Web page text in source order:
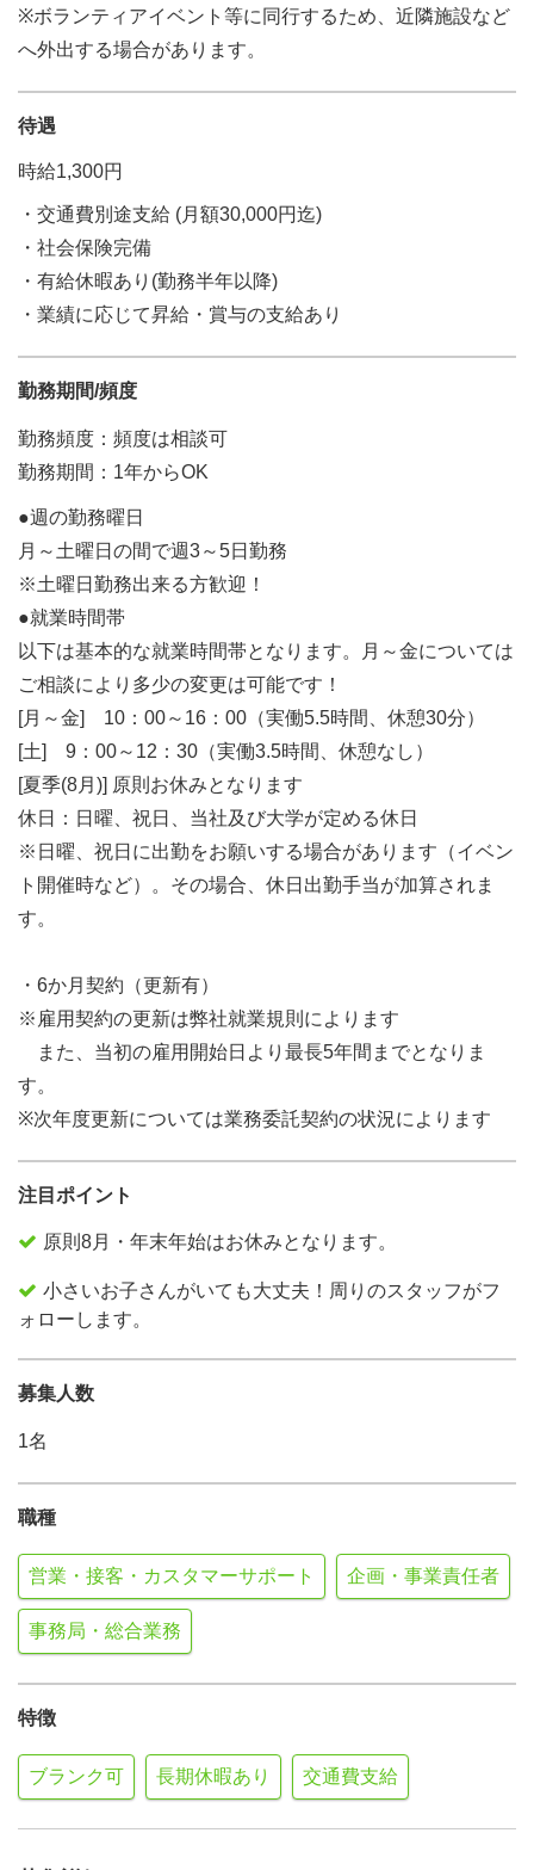
※ボランティアイベント等に同行するため、近隣施設など
へ外出する場合があります。
待遇
時給1,300円
・交通費別途支給 (月額30,000円迄)
・社会保険完備
・有給休暇あり(勤務半年以降)
・業績に応じて昇給・賞与の支給あり
勤務期間/頻度
勤務頻度：頻度は相談可
勤務期間：1年からOK
●週の勤務曜日
月～土曜日の間で週3～5日勤務
※土曜日勤務出来る方歓迎！
●就業時間帯
以下は基本的な就業時間帯となります。月～金については
ご相談により多少の変更は可能です！
[月～金] 10：00～16：00（実働5.5時間、休憩30分）
[土] 9：00～12：30（実働3.5時間、休憩なし）
[夏季(8月)] 原則お休みとなります
休日：日曜、祝日、当社及び大学が定める休日
※日曜、祝日に出勤をお願いする場合があります（イベン
ト開催時など）。その場合、休日出勤手当が加算されま
す。
・6か月契約（更新有）
※雇用契約の更新は弊社就業規則によります
また、当初の雇用開始日より最長5年間までとなりま
す。
※次年度更新については業務委託契約の状況によります
注目ポイント
原則8月・年末年始はお休みとなります。
小さいお子さんがいても大丈夫！周りのスタッフがフ
ォローします。
募集人数
1名
職種
営業・接客・カスタマーサポート 企画・事業責任者
事務局・総合業務
特徴
ブランク可 長期休暇あり 交通費支給